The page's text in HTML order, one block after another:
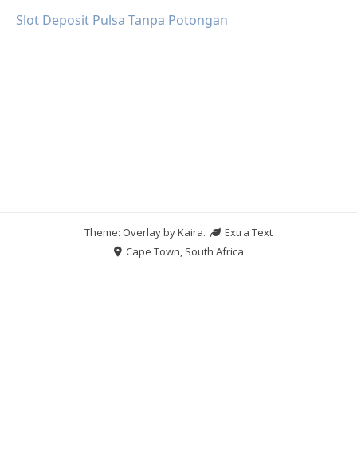
Slot Deposit Pulsa Tanpa Potongan
Theme: Overlay byKaira.
Extra Text
Cape Town, South Africa